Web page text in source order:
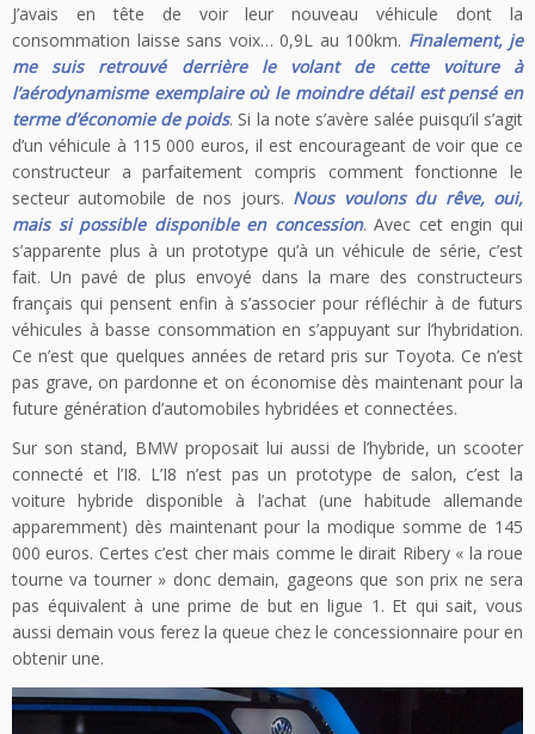
J’avais en tête de voir leur nouveau véhicule dont la
consommation laisse sans voix… 0,9L au 100km. Finalement, je
me suis retrouvé derrière le volant de cette voiture à
l’aérodynamisme exemplaire où le moindre détail est pensé en
terme d’économie de poids. Si la note s’avère salée puisqu’il s’agit
d’un véhicule à 115 000 euros, il est encourageant de voir que ce
constructeur a parfaitement compris comment fonctionne le
secteur automobile de nos jours. Nous voulons du rêve, oui,
mais si possible disponible en concession. Avec cet engin qui
s’apparente plus à un prototype qu’à un véhicule de série, c’est
fait. Un pavé de plus envoyé dans la mare des constructeurs
français qui pensent enfin à s’associer pour réfléchir à de futurs
véhicules à basse consommation en s’appuyant sur l’hybridation.
Ce n’est que quelques années de retard pris sur Toyota. Ce n’est
pas grave, on pardonne et on économise dès maintenant pour la
future génération d’automobiles hybridées et connectées.
Sur son stand, BMW proposait lui aussi de l’hybride, un scooter
connecté et l’I8. L’I8 n’est pas un prototype de salon, c’est la
voiture hybride disponible à l’achat (une habitude allemande
apparemment) dès maintenant pour la modique somme de 145
000 euros. Certes c’est cher mais comme le dirait Ribery « la roue
tourne va tourner » donc demain, gageons que son prix ne sera
pas équivalent à une prime de but en ligue 1. Et qui sait, vous
aussi demain vous ferez la queue chez le concessionnaire pour en
obtenir une.